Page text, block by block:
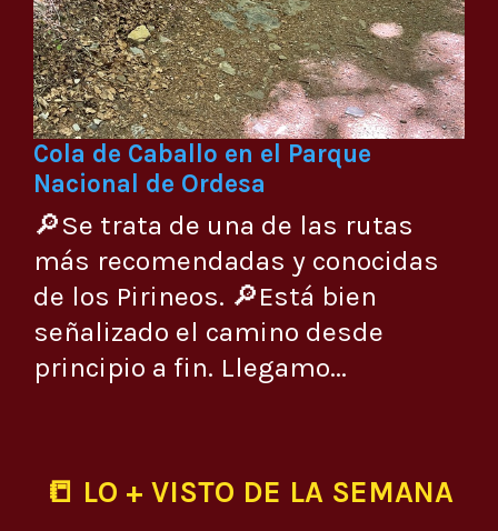
Cola de Caballo en el Parque
Nacional de Ordesa
🔎Se trata de una de las rutas
más recomendadas y conocidas
de los Pirineos. 🔎Está bien
señalizado el camino desde
principio a fin. Llegamo...
📒 LO + VISTO DE LA SEMANA